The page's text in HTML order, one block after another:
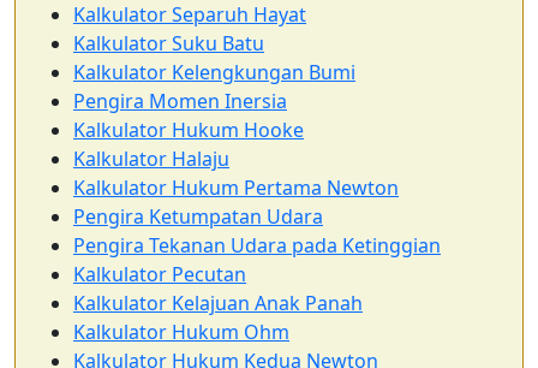
Kalkulator Separuh Hayat
Kalkulator Suku Batu
Kalkulator Kelengkungan Bumi
Pengira Momen Inersia
Kalkulator Hukum Hooke
Kalkulator Halaju
Kalkulator Hukum Pertama Newton
Pengira Ketumpatan Udara
Pengira Tekanan Udara pada Ketinggian
Kalkulator Pecutan
Kalkulator Kelajuan Anak Panah
Kalkulator Hukum Ohm
Kalkulator Hukum Kedua Newton